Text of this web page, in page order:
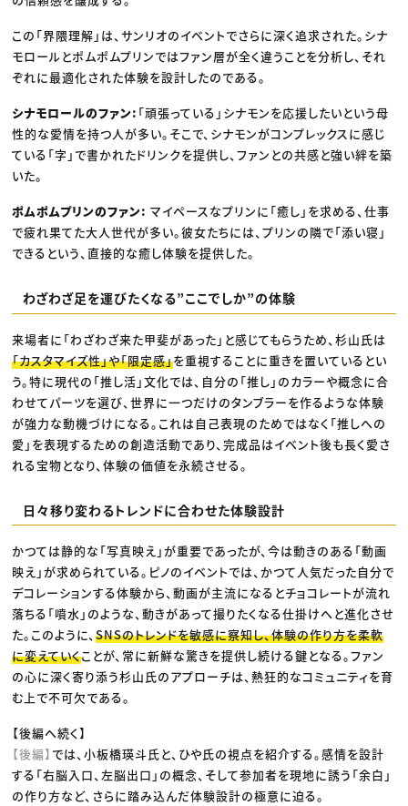
この「界隈理解」は、サンリオのイベントでさらに深く追求された。シナ
モロールとポムポムプリンではファン層が全く違うことを分析し、それ
ぞれに最適化された体験を設計したのである。
シナモロールのファン: 「頑張っている」シナモンを応援したいという母
性的な愛情を持つ人が多い。そこで、シナモンがコンプレックスに感じ
ている「字」で書かれたドリンクを提供し、ファンとの共感と強い絆を築
いた。
ポムポムプリンのファン: マイペースなプリンに「癒し」を求める、仕事
で疲れ果てた大人世代が多い。彼女たちには、プリンの隣で「添い寝」
できるという、直接的な癒し体験を提供した。
わざわざ足を運びたくなる”ここでしか”の体験
来場者に「わざわざ来た甲斐があった」と感じてもらうため、杉山氏は
「カスタマイズ性」や「限定感」を重視することに重きを置いているとい
う。特に現代の「推し活」文化では、自分の「推し」のカラーや概念に合
わせてパーツを選び、世界に一つだけのタンブラーを作るような体験
が強力な動機づけになる。これは自己表現のためではなく「推しへの
愛」を表現するための創造活動であり、完成品はイベント後も長く愛さ
れる宝物となり、体験の価値を永続させる。
日々移り変わるトレンドに合わせた体験設計
かつては静的な「写真映え」が重要であったが、今は動きのある「動画
映え」が求められている。ピノのイベントでは、かつて人気だった自分で
デコレーションする体験から、動画が主流になるとチョコレートが流れ
落ちる「噴水」のような、動きがあって撮りたくなる仕掛けへと進化させ
た。このように、SNSのトレンドを敏感に察知し、体験の作り方を柔軟
に変えていくことが、常に新鮮な驚きを提供し続ける鍵となる。ファン
の心に深く寄り添う杉山氏のアプローチは、熱狂的なコミュニティを育
む上で不可欠である。
【後編へ続く】
【後編】 では、小板橋瑛斗氏と、ひや氏の視点を紹介する。感情を設計
する「右脳入口、左脳出口」の概念、そして参加者を現地に誘う「余白」
の作り方など、さらに踏み込んだ体験設計の極意に迫る。